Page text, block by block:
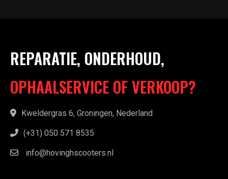
REPARATIE, ONDERHOUD,
OPHAALSERVICE OF VERKOOP?
Kweldergras 6, Groningen, Nederland
(+31) 050 571 8535
info@hovinghscooters.nl